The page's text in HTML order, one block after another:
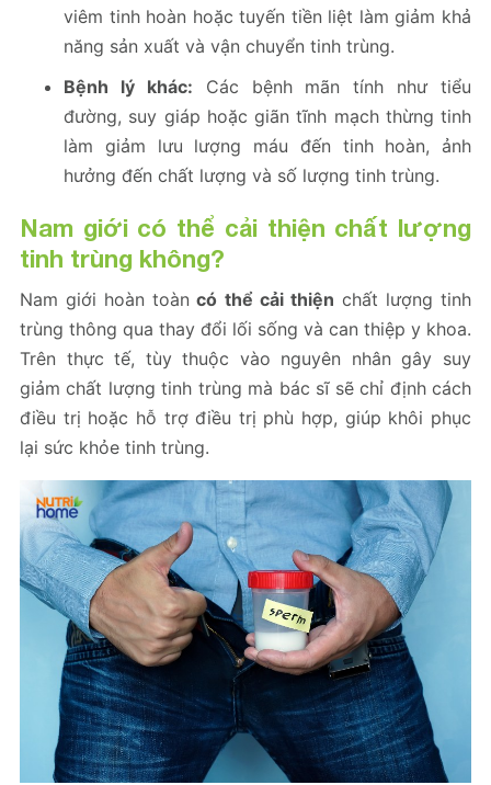
viêm tinh hoàn hoặc tuyến tiền liệt làm giảm khả
năng sản xuất và vận chuyển tinh trùng.
Bệnh lý khác: Các bệnh mãn tính như tiểu
đường, suy giáp hoặc giãn tĩnh mạch thừng tinh
làm giảm lưu lượng máu đến tinh hoàn, ảnh
hưởng đến chất lượng và số lượng tinh trùng.
Nam giới có thể cải thiện chất lượng
tinh trùng không?
Nam giới hoàn toàn có thể cải thiện chất lượng tinh
trùng thông qua thay đổi lối sống và can thiệp y khoa.
Trên thực tế, tùy thuộc vào nguyên nhân gây suy
giảm chất lượng tinh trùng mà bác sĩ sẽ chỉ định cách
điều trị hoặc hỗ trợ điều trị phù hợp, giúp khôi phục
lại sức khỏe tinh trùng.